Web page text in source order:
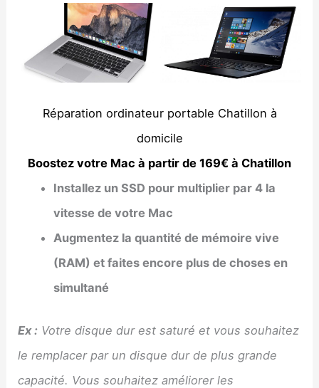
Réparation ordinateur portable Chatillon à
domicile
Boostez votre Mac à partir de 169€ à Chatillon
Installez un SSD pour multiplier par 4 la
vitesse de votre Mac
Augmentez la quantité de mémoire vive
(RAM) et faites encore plus de choses en
simultané
Ex : Votre disque dur est saturé et vous souhaitez
le remplacer par un disque dur de plus grande
capacité. Vous souhaitez améliorer les